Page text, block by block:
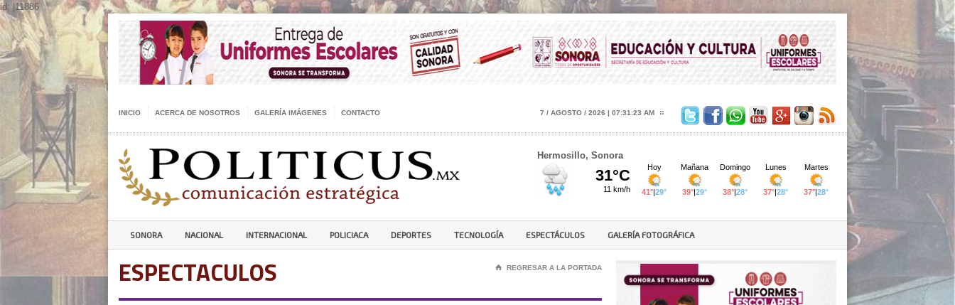
id: |11886
INICIO ACERCA DE NOSOTROS GALERÍA IMÁGENES CONTACTO 7 / AGOSTO / 2026 | 07:31:24 AM
Hermosillo, Sonora
SONORA NACIONAL INTERNACIONAL POLICIACA DEPORTES TECNOLOGÍA ESPECTÁCULOS GALERÍA FOTOGRÁFICA
ESPECTACULOS ⌂ REGRESAR A LA PORTADA